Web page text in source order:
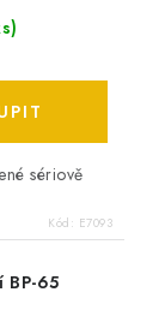
)
sériově
Kód: E7093
BP-65